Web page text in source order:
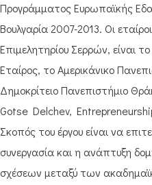
Προγράμματος Ευρωπαϊκής
Βουλγαρία 2007-2013. Οι
Επιμελητηρίου Σερρών, είναι
Εταίρος, το Αμερικάνικο
Δημοκρίτειο Πανεπιστήμιο
Gotse Delchev,
Σκοπός του έργου είναι να
συνεργασία και η ανάπτυξη
σχέσεων μεταξύ των